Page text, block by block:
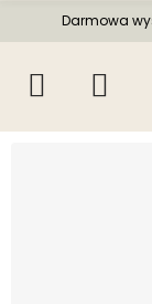
Darmowa